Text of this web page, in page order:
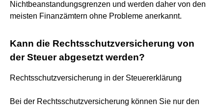
Nichtbeanstandungsgrenzen und werden daher von den
meisten Finanzämtern ohne Probleme anerkannt.
Kann die Rechtsschutzversicherung von
der Steuer abgesetzt werden?
Rechtsschutzversicherung in der Steuererklärung
Bei der Rechtsschutzversicherung können Sie nur den